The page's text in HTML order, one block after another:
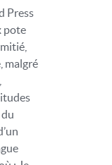
Press
pote
malgré